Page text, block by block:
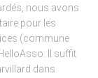
nous avons
pour les
(commune
Il suffit
dans